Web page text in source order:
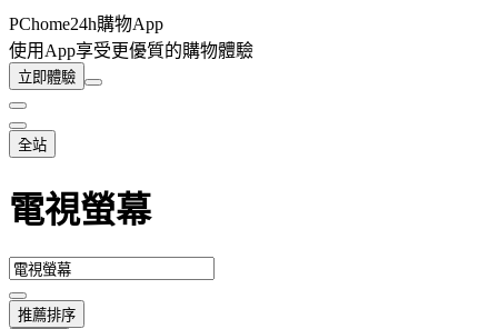
PChome24h購物App
使用App享受更優質的購物體驗
立即體驗
全站
電視螢幕
推薦排序